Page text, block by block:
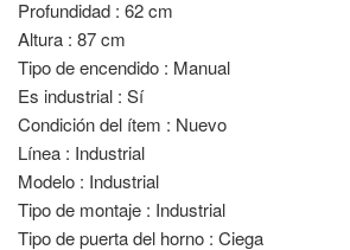
Profundidad : 62 cm
Altura : 87 cm
Tipo de encendido : Manual
Es industrial : Sí
Condición del ítem : Nuevo
Línea : Industrial
Modelo : Industrial
Tipo de montaje : Industrial
Tipo de puerta del horno : Ciega